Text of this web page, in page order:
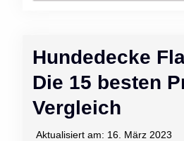
Hundedecke
Die 15 besten
Vergleich
Aktualisiert am: 16. März 2023